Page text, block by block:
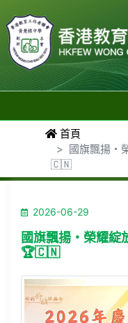
首頁
國旗飄揚・
🇨🇳
2026-06-29
國旗飄揚・榮耀綻
🏆🇨🇳